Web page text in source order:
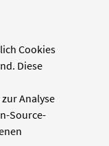
Cookies
Diese
Analyse
Source-